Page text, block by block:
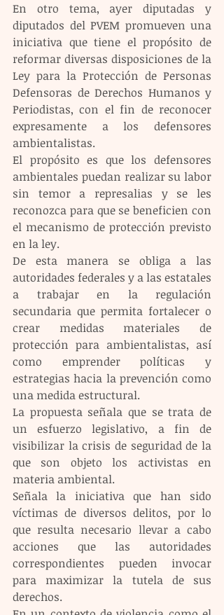
En otro tema, ayer diputadas y
diputados del PVEM promueven una
iniciativa que tiene el propósito de
reformar diversas disposiciones de la
Ley para la Protección de Personas
Defensoras de Derechos Humanos y
Periodistas, con el fin de reconocer
expresamente a los defensores
ambientalistas.
El propósito es que los defensores
ambientales puedan realizar su labor
sin temor a represalias y se les
reconozca para que se beneficien con
el mecanismo de protección previsto
en la ley.
De esta manera se obliga a las
autoridades federales y a las estatales
a trabajar en la regulación
secundaria que permita fortalecer o
crear medidas materiales de
protección para ambientalistas, así
como emprender políticas y
estrategias hacia la prevención como
una medida estructural.
La propuesta señala que se trata de
un esfuerzo legislativo, a fin de
visibilizar la crisis de seguridad de la
que son objeto los activistas en
materia ambiental.
Señala la iniciativa que han sido
víctimas de diversos delitos, por lo
que resulta necesario llevar a cabo
acciones que las autoridades
correspondientes pueden invocar
para maximizar la tutela de sus
derechos.